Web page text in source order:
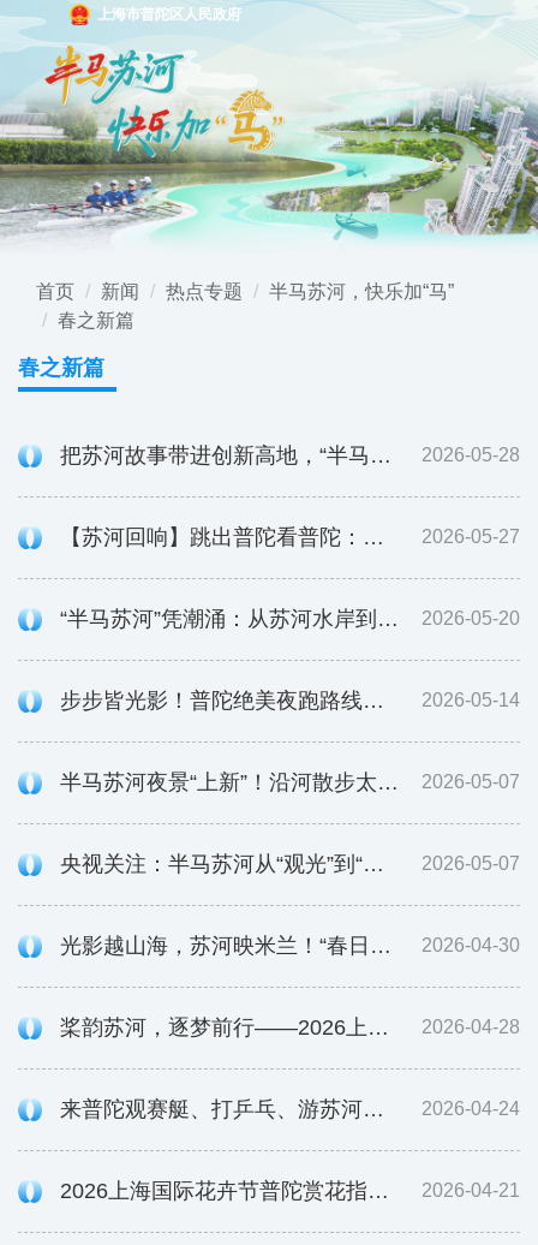
上海市普陀区人民政府
首页 新闻 热点专题
半马苏河，快乐加“马”
春之新篇
春之新篇
把苏河故事带进创新高地，“半马苏河”文创进驻沿沪宁协同创新中心 2026-05-28
【苏河回响】跳出普陀看普陀：在服务国家战略中重塑自身价值 2026-05-27
“半马苏河”凭潮涌：从苏河水岸到世界舞台的文创出海 2026-05-20
步步皆光影！普陀绝美夜跑路线全新点亮 2026-05-14
半马苏河夜景“上新”！沿河散步太惬意，解锁普陀夜间浪漫 2026-05-07
央视关注：半马苏河从“观光”到“入戏”！普陀用戏韵水岸激活文旅新场景 2026-05-07
光影越山海，苏河映米兰！“春日上海·普陀日”快闪活动在米兰举办 2026-04-30
桨韵苏河，逐梦前行——2026上海赛艇城市精英赛火热开赛 2026-04-28
来普陀观赛艇、打乒乓、游苏河……这个周末半马苏河超好玩！ 2026-04-24
2026上海国际花卉节普陀赏花指南：TOP中央公园露营，半马苏河公园慢跑 2026-04-21